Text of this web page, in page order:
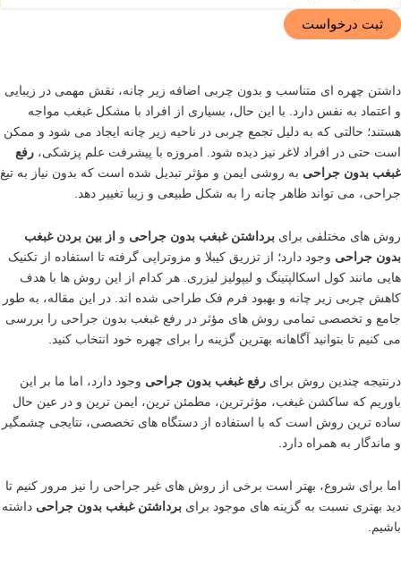
داشتن چهره ای متناسب و بدون چربی اضافه زیر چانه، نقش مهمی در زیبایی
و اعتماد به نفس دارد. با این حال، بسیاری از افراد با مشکل غبغب مواجه
هستند؛ حالتی که به دلیل تجمع چربی در ناحیه زیر چانه ایجاد می شود و ممکن
است حتی در افراد لاغر نیز دیده شود. امروزه با پیشرفت علم پزشکی، رفع
غبغب بدون جراحی به روشی ایمن و مؤثر تبدیل شده است که بدون نیاز به تیغ
جراحی، می تواند ظاهر چانه را به شکل طبیعی و زیبا تغییر دهد.
روش های مختلفی برای برداشتن غبغب بدون جراحی و از بین بردن غبغب
بدون جراحی وجود دارد؛ از تزریق کیبلا و مزوتراپی گرفته تا استفاده از تکنیک
هایی مانند کول اسکالپتینگ و لیپولیز لیزری. هر کدام از این روش ها با هدف
کاهش چربی زیر چانه و بهبود فرم فک طراحی شده اند. در این مقاله، به طور
جامع و تخصصی تمامی روش های مؤثر در رفع غبغب بدون جراحی را بررسی
می کنیم تا بتوانید آگاهانه بهترین گزینه را برای چهره خود انتخاب کنید.
درنتیجه چندین روش برای رفع غبغب بدون جراحی وجود دارد، اما ما بر این
باوریم که ساکشن غبغب، مؤثرترین، مطمئن ترین، ایمن ترین و در عین حال
ساده ترین روش است که با استفاده از دستگاه های تخصصی، نتایجی چشمگیر
و ماندگار به همراه دارد.
اما برای شروع، بهتر است برخی از روش های غیر جراحی را نیز مرور کنیم تا
دید بهتری نسبت به گزینه های موجود برای برداشتن غبغب بدون جراحی داشته
باشیم.